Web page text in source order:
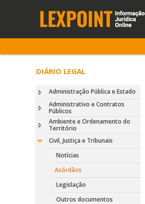
DIÁRIO LEGAL
Administração Pública e Estado
Administrativo e Contratos
Públicos
Ambiente e Ordenamento do
Território
Civil, Justiça e Tribunais
Notícias
Acórdãos
Legislação
Outros documentos